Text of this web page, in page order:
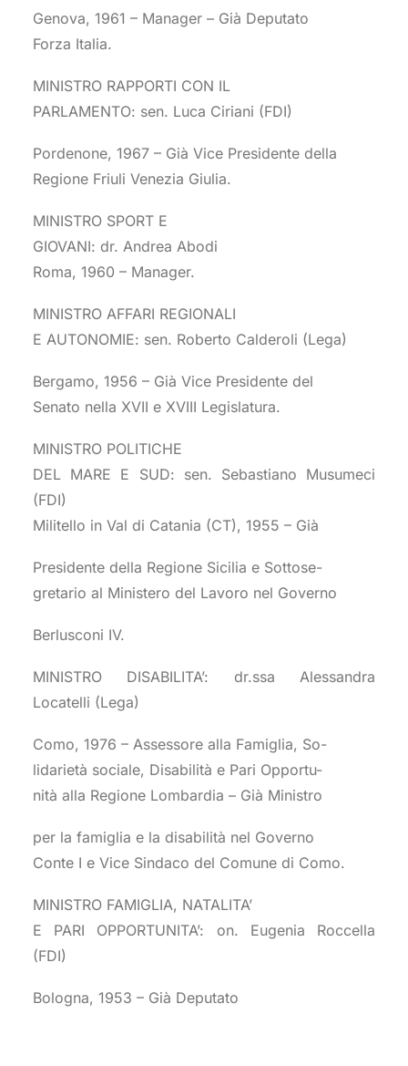
Genova, 1961 – Manager – Già Deputato
Forza Italia.
MINISTRO RAPPORTI CON IL
PARLAMENTO: sen. Luca Ciriani (FDI)
Pordenone, 1967 – Già Vice Presidente della
Regione Friuli Venezia Giulia.
MINISTRO SPORT E
GIOVANI: dr. Andrea Abodi
Roma, 1960 – Manager.
MINISTRO AFFARI REGIONALI
E AUTONOMIE: sen. Roberto Calderoli (Lega)
Bergamo, 1956 – Già Vice Presidente del
Senato nella XVII e XVIII Legislatura.
MINISTRO POLITICHE
DEL MARE E SUD: sen. Sebastiano Musumeci
(FDI)
Militello in Val di Catania (CT), 1955 – Già
Presidente della Regione Sicilia e Sottose-
gretario al Ministero del Lavoro nel Governo
Berlusconi IV.
MINISTRO DISABILITA’: dr.ssa Alessandra
Locatelli (Lega)
Como, 1976 – Assessore alla Famiglia, So-
lidarietà sociale, Disabilità e Pari Opportu-
nità alla Regione Lombardia – Già Ministro
per la famiglia e la disabilità nel Governo
Conte I e Vice Sindaco del Comune di Como.
MINISTRO FAMIGLIA, NATALITA’
E PARI OPPORTUNITA’: on. Eugenia Roccella
(FDI)
Bologna, 1953 – Già Deputato